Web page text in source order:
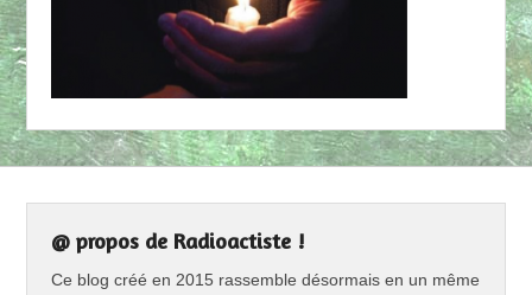
@ propos de Radioactiste !
Ce blog créé en 2015 rassemble désormais en un même